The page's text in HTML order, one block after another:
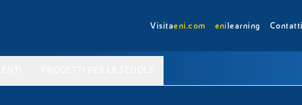
Visitaeni.com enilearning Contatti